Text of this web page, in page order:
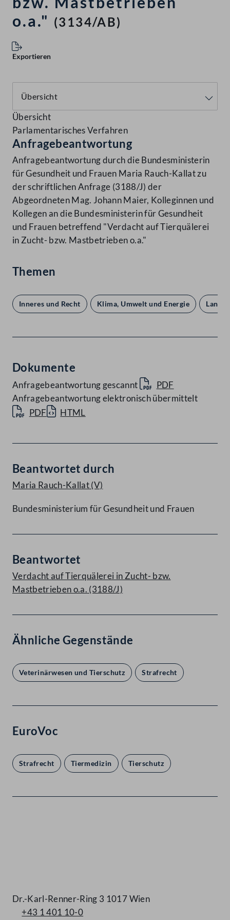
o.a." (3134/AB)
Exportieren
Übersicht
Parlamentarisches Verfahren
Anfragebeantwortung
Anfragebeantwortung durch die Bundesministerin
für Gesundheit und Frauen Maria Rauch-Kallat zu
der schriftlichen Anfrage (3188/J) der
Abgeordneten Mag. Johann Maier, Kolleginnen und
Kollegen an die Bundesministerin für Gesundheit
und Frauen betreffend "Verdacht auf Tierquälerei
in Zucht- bzw. Mastbetrieben o.a."
Themen
Inneres und Recht Klima, Umwelt und Energie Land-
Dokumente
Anfragebeantwortung gescannt
PDF
Anfragebeantwortung elektronisch übermittelt
PDF
HTML
Beantwortet durch
Maria Rauch-Kallat(V)
Bundesministerium für Gesundheit und Frauen
Beantwortet
Verdacht auf Tierquälerei in Zucht- bzw.
Mastbetrieben o.a. (3188/J)
Ähnliche Gegenstände
Veterinärwesen und Tierschutz Strafrecht
EuroVoc
Strafrecht Tiermedizin Tierschutz
Dr.-Karl-Renner-Ring 3 1017 Wien
+43 1 401 10-0